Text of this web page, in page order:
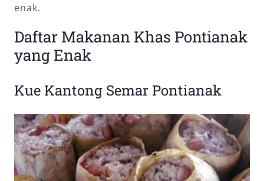
enak.
Daftar Makanan Khas Pontianak
yang Enak
Kue Kantong Semar Pontianak